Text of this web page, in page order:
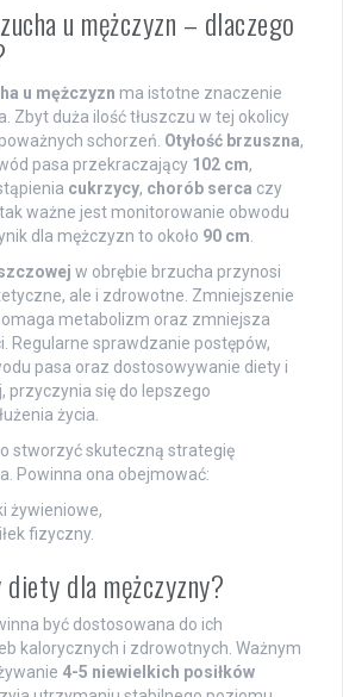
u mężczyzn – dlaczego
u mężczyzn ma istotne znaczenie
Zbyt duża ilość tłuszczu w tej okolicy
schorzeń. Otyłość brzuszna,
pasa przekraczający 102 cm,
cukrzycy, chorób serca czy
tak ważne jest monitorowanie obwodu
dla mężczyzn to około 90 cm
w obrębie brzucha przynosi
ale i zdrowotne. Zmniejszenie
metabolizm oraz zmniejsza
Regularne sprawdzanie postępów,
pasa oraz dostosowywanie diety i
przyczynia się do lepszego
życia.
stworzyć skuteczną strategię
Powinna ona obejmować:
żywieniowe,
fizyczny.
diety dla mężczyzny?
być dostosowana do ich
kalorycznych i zdrowotnych. Ważnym
4-5 niewielkich posiłków